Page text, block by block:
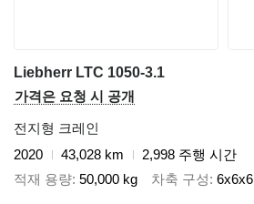
Liebherr LTC 1050-3.1
가격은 요청 시 공개
전지형 크레인
2020
43,028 km
2,998 주행 시간
적재 용량 50,000 kg 차축 구성 6x6x6